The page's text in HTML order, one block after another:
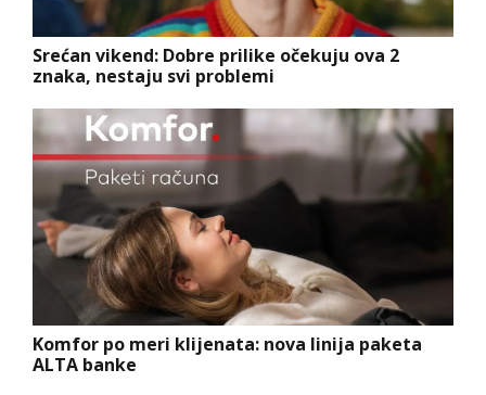
Srećan vikend: Dobre prilike očekuju ova 2
znaka, nestaju svi problemi
Komfor po meri klijenata: nova linija paketa
ALTA banke